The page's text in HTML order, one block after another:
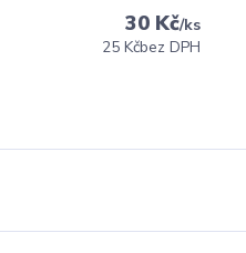
30 Kč/ks
25 Kčbez DPH